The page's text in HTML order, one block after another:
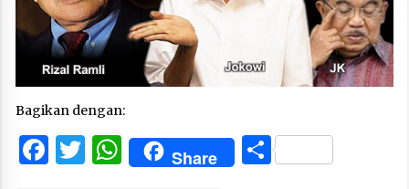
Bagikan dengan:
Facebook
Twitter
WhatsApp
Share Share